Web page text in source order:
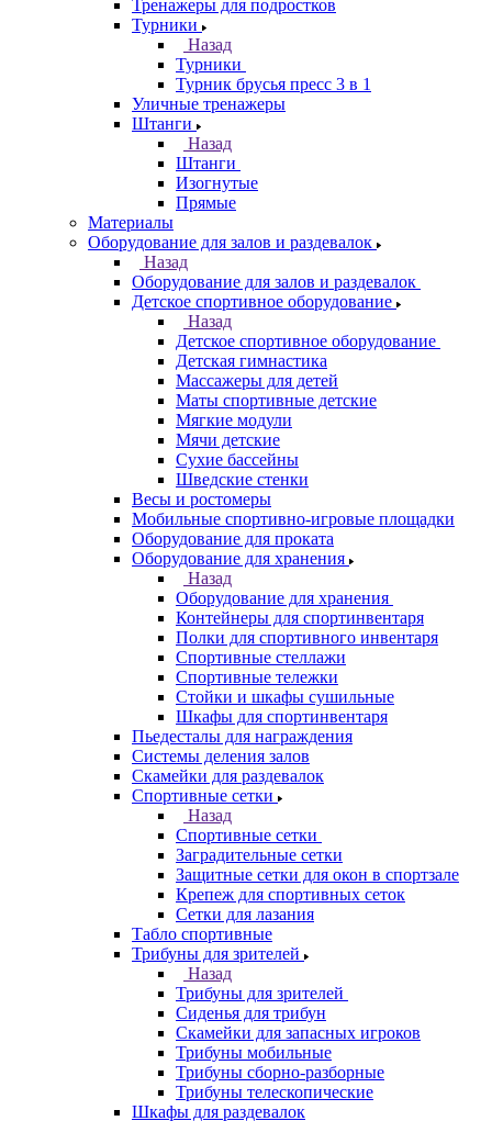
Тренажеры для подростков
Турники
Назад
Турники
Турник брусья пресс 3 в 1
Уличные тренажеры
Штанги
Назад
Штанги
Изогнутые
Прямые
Материалы
Оборудование для залов и раздевалок
Назад
Оборудование для залов и раздевалок
Детское спортивное оборудование
Назад
Детское спортивное оборудование
Детская гимнастика
Массажеры для детей
Маты спортивные детские
Мягкие модули
Мячи детские
Сухие бассейны
Шведские стенки
Весы и ростомеры
Мобильные спортивно-игровые площадки
Оборудование для проката
Оборудование для хранения
Назад
Оборудование для хранения
Контейнеры для спортинвентаря
Полки для спортивного инвентаря
Спортивные стеллажи
Спортивные тележки
Стойки и шкафы сушильные
Шкафы для спортинвентаря
Пьедесталы для награждения
Системы деления залов
Скамейки для раздевалок
Спортивные сетки
Назад
Спортивные сетки
Заградительные сетки
Защитные сетки для окон в спортзале
Крепеж для спортивных сеток
Сетки для лазания
Табло спортивные
Трибуны для зрителей
Назад
Трибуны для зрителей
Сиденья для трибун
Скамейки для запасных игроков
Трибуны мобильные
Трибуны сборно-разборные
Трибуны телескопические
Шкафы для раздевалок